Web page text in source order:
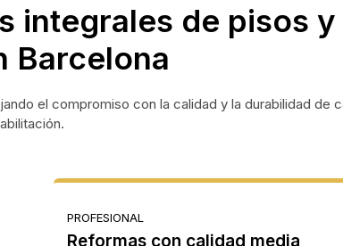
integrales de pisos y
Barcelona
el compromiso con la calidad y la durabilidad de
PROFESIONAL
Reformas con calidad media